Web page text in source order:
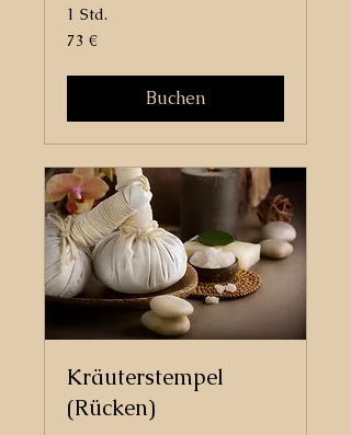
1 Std.
73
Euro
73 €
Buchen
Kräuterstempel
(Rücken)